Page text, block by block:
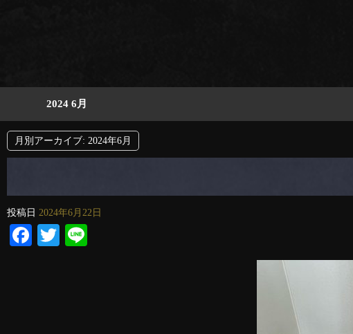
2024 6月
月別アーカイブ: 2024年6月
投稿日 2024年6月22日
Facebook
Twitter